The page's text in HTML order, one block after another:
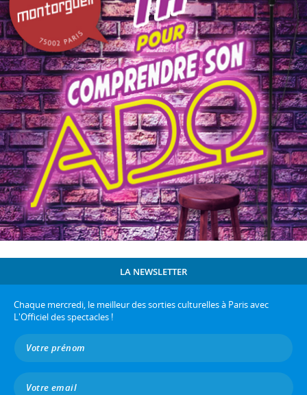
LA NEWSLETTER
Chaque mercredi, le meilleur des sorties culturelles à Paris avec
L'Officiel des spectacles !